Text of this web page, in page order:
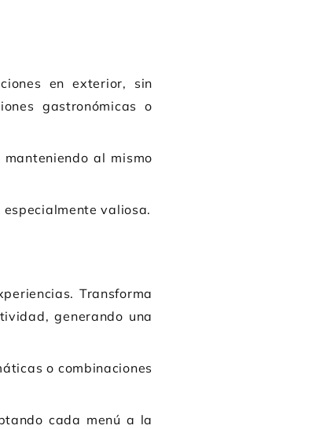
en exterior, sin
gastronómicas o
al mismo
valiosa.
Transforma
generando una
o combinaciones
cada menú a la